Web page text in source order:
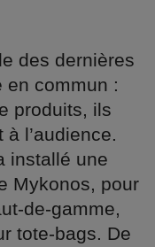
des dernières
en commun :
produits, ils
l’audience.
installé une
Mykonos, pour
de-gamme,
tote-bags. De